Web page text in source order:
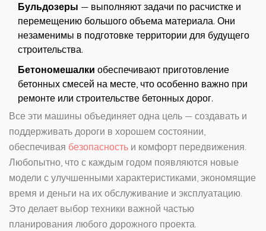
Бульдозеры — выполняют задачи по расчистке и
перемещению большого объема материала. Они
незаменимы в подготовке территории для будущего
строительства.
Бетономешалки обеспечивают приготовление
бетонных смесей на месте, что особенно важно при
ремонте или строительстве бетонных дорог.
Все эти машины объединяет одна цель — создавать и
поддерживать дороги в хорошем состоянии,
обеспечивая безопасность и комфорт передвижения.
Любопытно, что с каждым годом появляются новые
модели с улучшенными характеристиками, экономящие
время и деньги на их обслуживание и эксплуатацию.
Это делает выбор техники важной частью
планирования любого дорожного проекта.